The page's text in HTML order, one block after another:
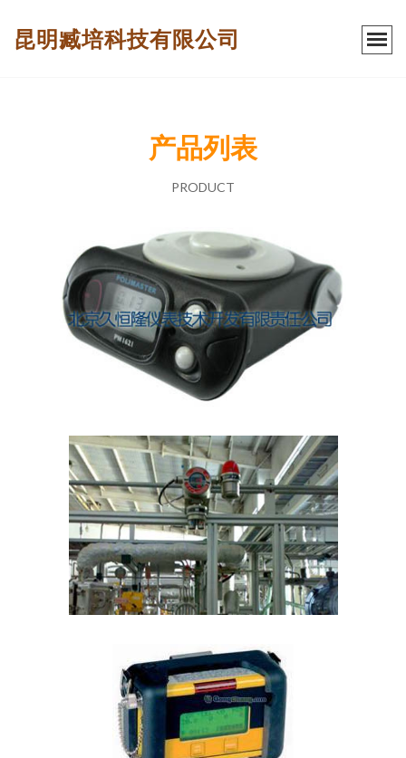
昆明臧培科技有限公司
产品列表
PRODUCT